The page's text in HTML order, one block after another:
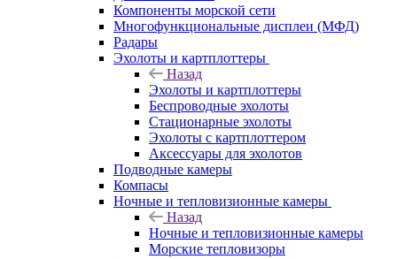
Компоненты морской сети
Многофункциональные дисплеи (МФД)
Радары
Эхолоты и картплоттеры
Назад
Эхолоты и картплоттеры
Беспроводные эхолоты
Стационарные эхолоты
Эхолоты с картплоттером
Аксессуары для эхолотов
Подводные камеры
Компасы
Ночные и тепловизионные камеры
Назад
Ночные и тепловизионные камеры
Морские тепловизоры